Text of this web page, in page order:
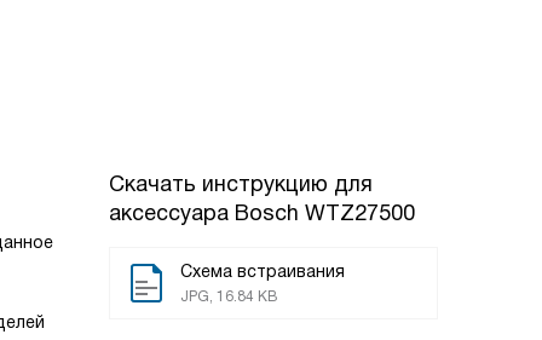
Скачать инструкцию для
аксессуара Bosch WTZ27500
Схема встраивания
JPG, 16.84 KB